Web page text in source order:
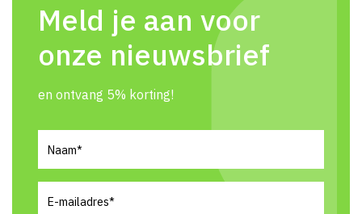
Meld je aan voor
onze nieuwsbrief
en ontvang 5% korting!
mailadres(Vereist)